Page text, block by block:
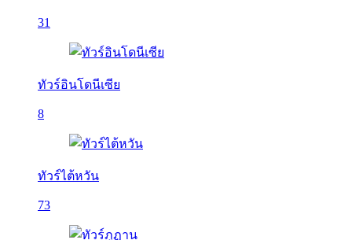
31
ทัวร์อินโดนีเซีย
8
ทัวร์ไต้หวัน
73